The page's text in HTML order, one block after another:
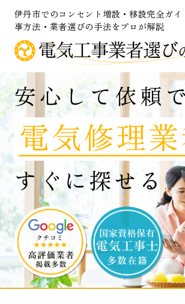
伊丹市でのコンセント増設・移設完全ガ
事方法・業者選びの手法をプロが解説